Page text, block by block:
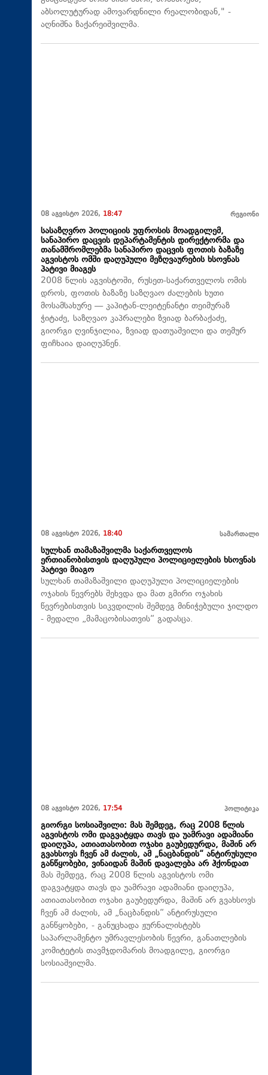
აბსოლუტურად ამოვარდნილი რეალობიდან," -
აღნიშნა ზაქარეიშვილმა.
08 აგვისტო 2026, 18:47 რეგიონი
სასაზღვრო პოლიციის უფროსის მოადგილემ,
სანაპირო დაცვის დეპარტამენტის დირექტორმა და
თანამშრომლებმა სანაპირო დაცვის ფოთის ბაზაზე
აგვისტოს ომში დაღუპული მეზღვაურების ხსოვნას
პატივი მიაგეს
2008 წლის აგვისტოში, რუსეთ-საქართველოს ომის
დროს, ფოთის ბაზაზე საზღვაო ძალების ხუთი
მოსამსახურე — კაპიტან-ლეიტენანტი თეიმურაზ
ჭიტაძე, საზღვაო კაპრალები ზვიად ბარბაქაძე,
გიორგი ღვინჯილია, ზვიად დათუაშვილი და თემურ
ფიჩხაია დაიღუპნენ.
08 აგვისტო 2026, 18:40 სამართალი
სულხან თამაზაშვილმა საქართველოს
ერთიანობისთვის დაღუპული პოლიციელების ხსოვნას
პატივი მიაგო
სულხან თამაზაშვილი დაღუპული პოლიციელების
ოჯახის წევრებს შეხვდა და მათ გმირი ოჯახის
წევრებისთვის სიკვდილის შემდეგ მინიჭებული ჯილდო
- მედალი „მამაცობისათვის“ გადასცა.
08 აგვისტო 2026, 17:54 პოლიტიკა
გიორგი სოსიაშვილი: მას შემდეგ, რაც 2008 წლის
აგვისტოს ომი დაგვატყდა თავს და უამრავი ადამიანი
დაიღუპა, ათიათასობით ოჯახი გაუბედურდა, მაშინ არ
გვახსოვს ჩვენ ამ ძალის, ამ „ნაცბანდის“ ანტირუსული
განწყობები, ვინაიდან მაშინ დავალება არ ჰქონდათ
მას შემდეგ, რაც 2008 წლის აგვისტოს ომი
დაგვატყდა თავს და უამრავი ადამიანი დაიღუპა,
ათიათასობით ოჯახი გაუბედურდა, მაშინ არ გვახსოვს
ჩვენ ამ ძალის, ამ „ნაცბანდის“ ანტირუსული
განწყობები, - განუცხადა ჟურნალისტებს
საპარლამენტო უმრავლესობის წევრი, განათლების
კომიტეტის თავმჯდომარის მოადგილე, გიორგი
სოსიაშვილმა.